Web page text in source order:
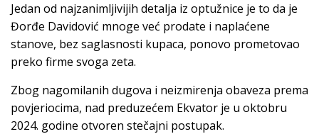
Jedan od najzanimljivijih detalja iz optužnice je to da je
Đorđe Davidović mnoge već prodate i naplaćene
stanove, bez saglasnosti kupaca, ponovo prometovao
preko firme svoga zeta.
Zbog nagomilanih dugova i neizmirenja obaveza prema
povjeriocima, nad preduzećem Ekvator je u oktobru
2024. godine otvoren stečajni postupak.